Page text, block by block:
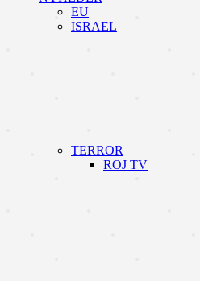
EU
ISRAEL
TERROR
ROJ TV